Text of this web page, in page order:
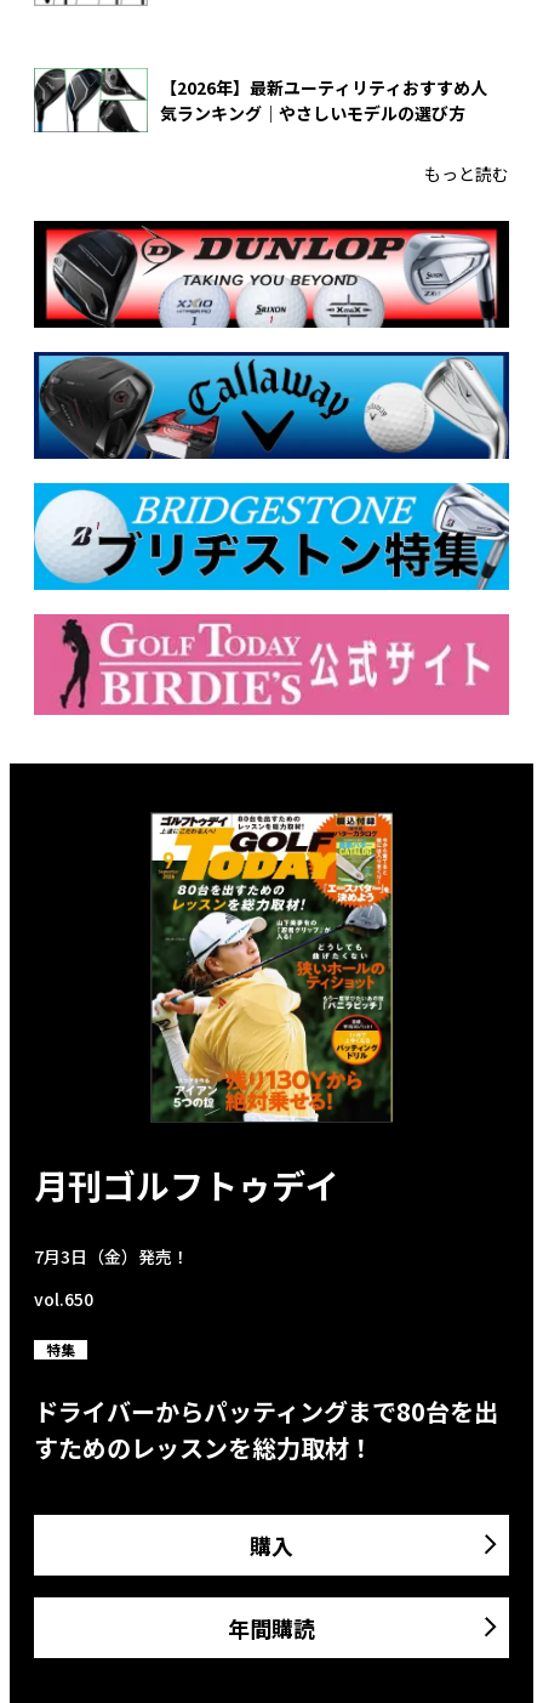
【2026年】最新ユーティリティおすすめ人
気ランキング｜やさしいモデルの選び方
もっと読む
月刊ゴルフトゥデイ
7月3日（金）発売！
vol.650
特集
ドライバーからパッティングまで80台を出
すためのレッスンを総力取材！
購入
年間購読